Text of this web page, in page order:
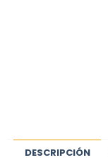
DESCRIPCIÓN